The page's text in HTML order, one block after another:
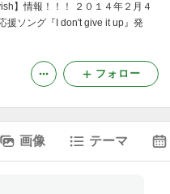
】情報！！！ ２０１４年２月４
援ソング『I don't give it up』発
フォロー
画像 テーマ